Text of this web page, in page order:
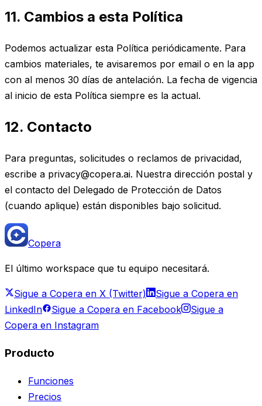
11. Cambios a esta Política
Podemos actualizar esta Política periódicamente. Para
cambios materiales, te avisaremos por email o en la app
con al menos 30 días de antelación. La fecha de vigencia
al inicio de esta Política siempre es la actual.
12. Contacto
Para preguntas, solicitudes o reclamos de privacidad,
escribe a privacy@copera.ai. Nuestra dirección postal y
el contacto del Delegado de Protección de Datos
(cuando aplique) están disponibles bajo solicitud.
Copera
El último workspace que tu equipo necesitará.
Sigue a Copera en X (Twitter)
Sigue a Copera en
LinkedIn
Sigue a Copera en Facebook
Sigue a
Copera en Instagram
Producto
Funciones
Precios